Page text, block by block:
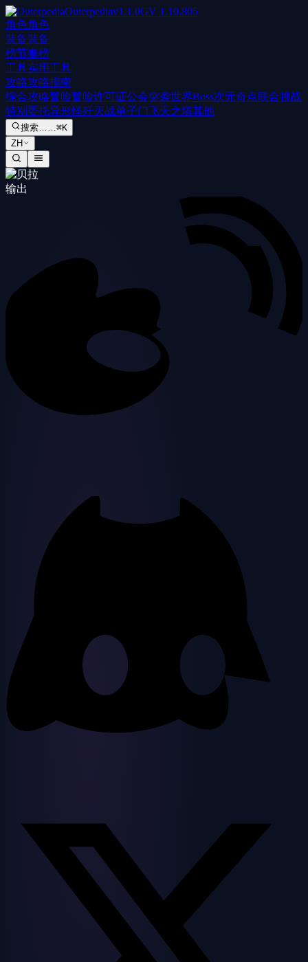
Outerpediav1.1.0GV 1.10.805
角色角色
装备装备
榜节奏榜
工具实用工具
攻略攻略指南
综合攻略冒险冒险许可证公会突袭世界Boss次元奇点联合挑战
特别委托异形怪歼灭战单子门飞天之塔其他
搜索……⌘K
ZH
输出